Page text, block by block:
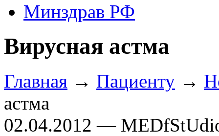
Минздрав РФ
Вирусная астма
Главная → Пациенту →
астма
02.04.2012 —